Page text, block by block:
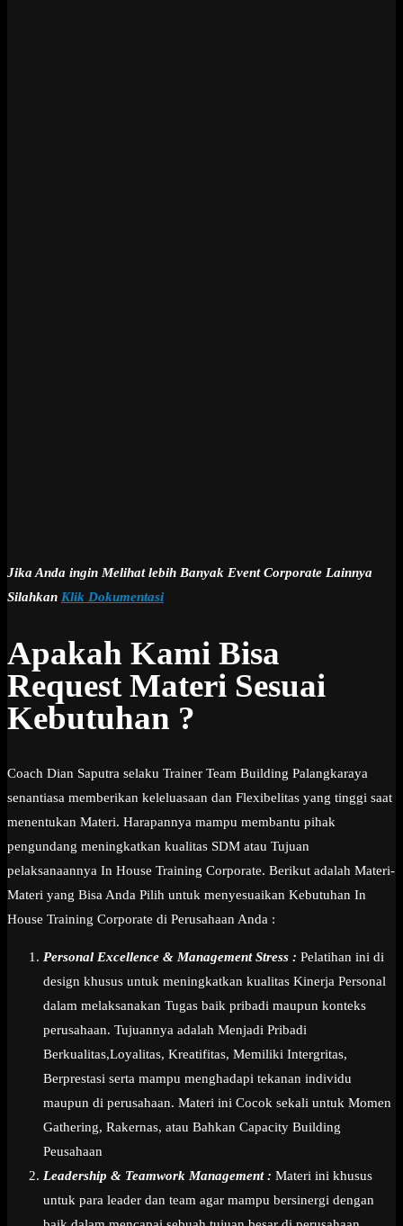
Jika Anda ingin Melihat lebih Banyak Event Corporate Lainnya
Silahkan Klik Dokumentasi
Apakah Kami Bisa
Request Materi Sesuai
Kebutuhan ?
Coach Dian Saputra selaku Trainer Team Building Palangkaraya
senantiasa memberikan keleluasaan dan Flexibelitas yang tinggi saat
menentukan Materi. Harapannya mampu membantu pihak
pengundang meningkatkan kualitas SDM atau Tujuan
pelaksanaannya In House Training Corporate. Berikut adalah Materi-
Materi yang Bisa Anda Pilih untuk menyesuaikan Kebutuhan In
House Training Corporate di Perusahaan Anda :
Personal Excellence & Management Stress : Pelatihan ini di
design khusus untuk meningkatkan kualitas Kinerja Personal
dalam melaksanakan Tugas baik pribadi maupun konteks
perusahaan. Tujuannya adalah Menjadi Pribadi
Berkualitas,Loyalitas, Kreatifitas, Memiliki Intergritas,
Berprestasi serta mampu menghadapi tekanan individu
maupun di perusahaan. Materi ini Cocok sekali untuk Momen
Gathering, Rakernas, atau Bahkan Capacity Building
Peusahaan
Leadership & Teamwork Management : Materi ini khusus
untuk para leader dan team agar mampu bersinergi dengan